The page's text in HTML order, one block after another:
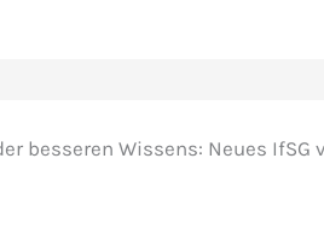
besseren Wissens: Neues IfSG